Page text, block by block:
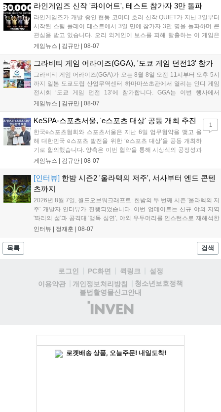
이다. 회사는 비용 효율화와 신작 흥행을 통해 하반기 실적 턴어라운드
라인게임즈 신작 '콰이어트', 테스트 참가자 3만 돌파
라인게임즈가 개발 중인 협동 코미디 호러 신작 QUIET가 지난 3일부터
시작된 스팀 플레이 테스트에서 3일 만에 참가자 3만 명을 돌파하며 큰
관심을 받고 있습니다. 오리 외계인이 보스를 피해 탈출하는 이 게임은
최대 4인 협동을 지원하며, 소음 관리와 물리 법칙을 활용한 전략적 플레
을 개선 중이며, 상세 정보는 스팀 페이지에서 확인 가능합니다....
게임뉴스 | 김규만 | 08-07
그라비티 게임 어라이즈(GGA), '도쿄 게임 던전13' 참가
그라비티 게임 어라이즈(GGA)가 오는 8월 8일 오전 11시부터 오후 5시
까지 일본 도쿄도립 산업무역센터 하마마쓰초관에서 열리는 인디 게임
전시회 ‘도쿄 게임 던전 13’에 참가합니다. GGA는 이번 행사에서
‘JALECO ARCADE COLLECTION’ 시리즈의 미공개 작품 12종을 최초
입니다. 시연 참여 관람객에게는 선착순으로 특별 굿즈를 증정하며, 인
게임뉴스 | 김규만 | 08-07
KeSPA-스포츠서울, 'e스포츠 대상' 공동 개최 추진
한국e스포츠협회와 스포츠서울은 지난 6일 업무협약을 맺고 올
해 대한민국 e스포츠 발전을 위한 ‘e스포츠 대상’을 공동 개최하
기로 합의했습니다. 양측은 이번 협약을 통해 시상식의 공정성과
전문성을 강화하고 MZ세대를 겨냥한 미디어 영향력을 확대해 e
김영만 회장은 10년 만에 재추진되는 이번 시상식이 e스포츠의
성과와 가치를 널리 알리는 권위 있는 행사가 되도록 노력하겠다
고 밝혔습니다....
게임뉴스 | 김규만 | 08-07
1
[인터뷰] 한밤 시즌2 '울라텍의 저주', 서사부터 엔드 콘텐
츠까지
2026년 8월 7일, 월드오브워크래프트: 한밤의 두 번째 시즌 '울라텍의 저
주' 개발자 인터뷰가 진행되었습니다. 이번 업데이트는 신규 야외 지역
'똬리의 섬'과 공격대 '맹독 심연', 야외 우두머리를 인스턴스로 재해석한
'소굴'을 포함합니다. 개발진은 하우징 시스템 개선 및 신화+ 던전 로테이
인터뷰 | 정재훈 | 08-07
목록 검색
로그인 PC화면 퀵링크
설정
이용약관
개인정보처리방침
청소년보호정책
불법촬영물신고안내
(주)
인